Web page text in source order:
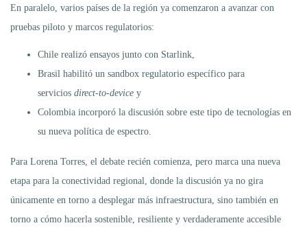
En paralelo, varios países de la región ya comenzaron a avanzar con
pruebas piloto y marcos regulatorios:
Chile realizó ensayos junto con Starlink,
Brasil habilitó un sandbox regulatorio específico para
servicios direct-to-device y
Colombia incorporó la discusión sobre este tipo de tecnologías en
su nueva política de espectro.
Para Lorena Torres, el debate recién comienza, pero marca una nueva
etapa para la conectividad regional, donde la discusión ya no gira
únicamente en torno a desplegar más infraestructura, sino también en
torno a cómo hacerla sostenible, resiliente y verdaderamente accesible